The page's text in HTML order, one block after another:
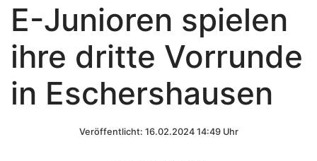
E-Junioren spielen
ihre dritte Vorrunde
in Eschershausen
Veröffentlicht: 16.02.2024 14:49 Uhr